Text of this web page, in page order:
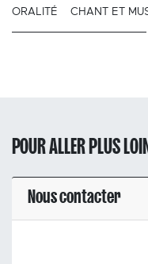
ORALITÉ CHANT ET
POUR ALLER PLUS
Nous contacter